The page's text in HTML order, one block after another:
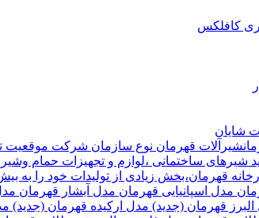
کافلکس
شایان
شیرهای ساختمانی ،لوازم و تجهیزات حمام
مدل اسپانیایی قهرمان مدل آبشار
قهرمان (جدید) مدل ارکیده قهرمان